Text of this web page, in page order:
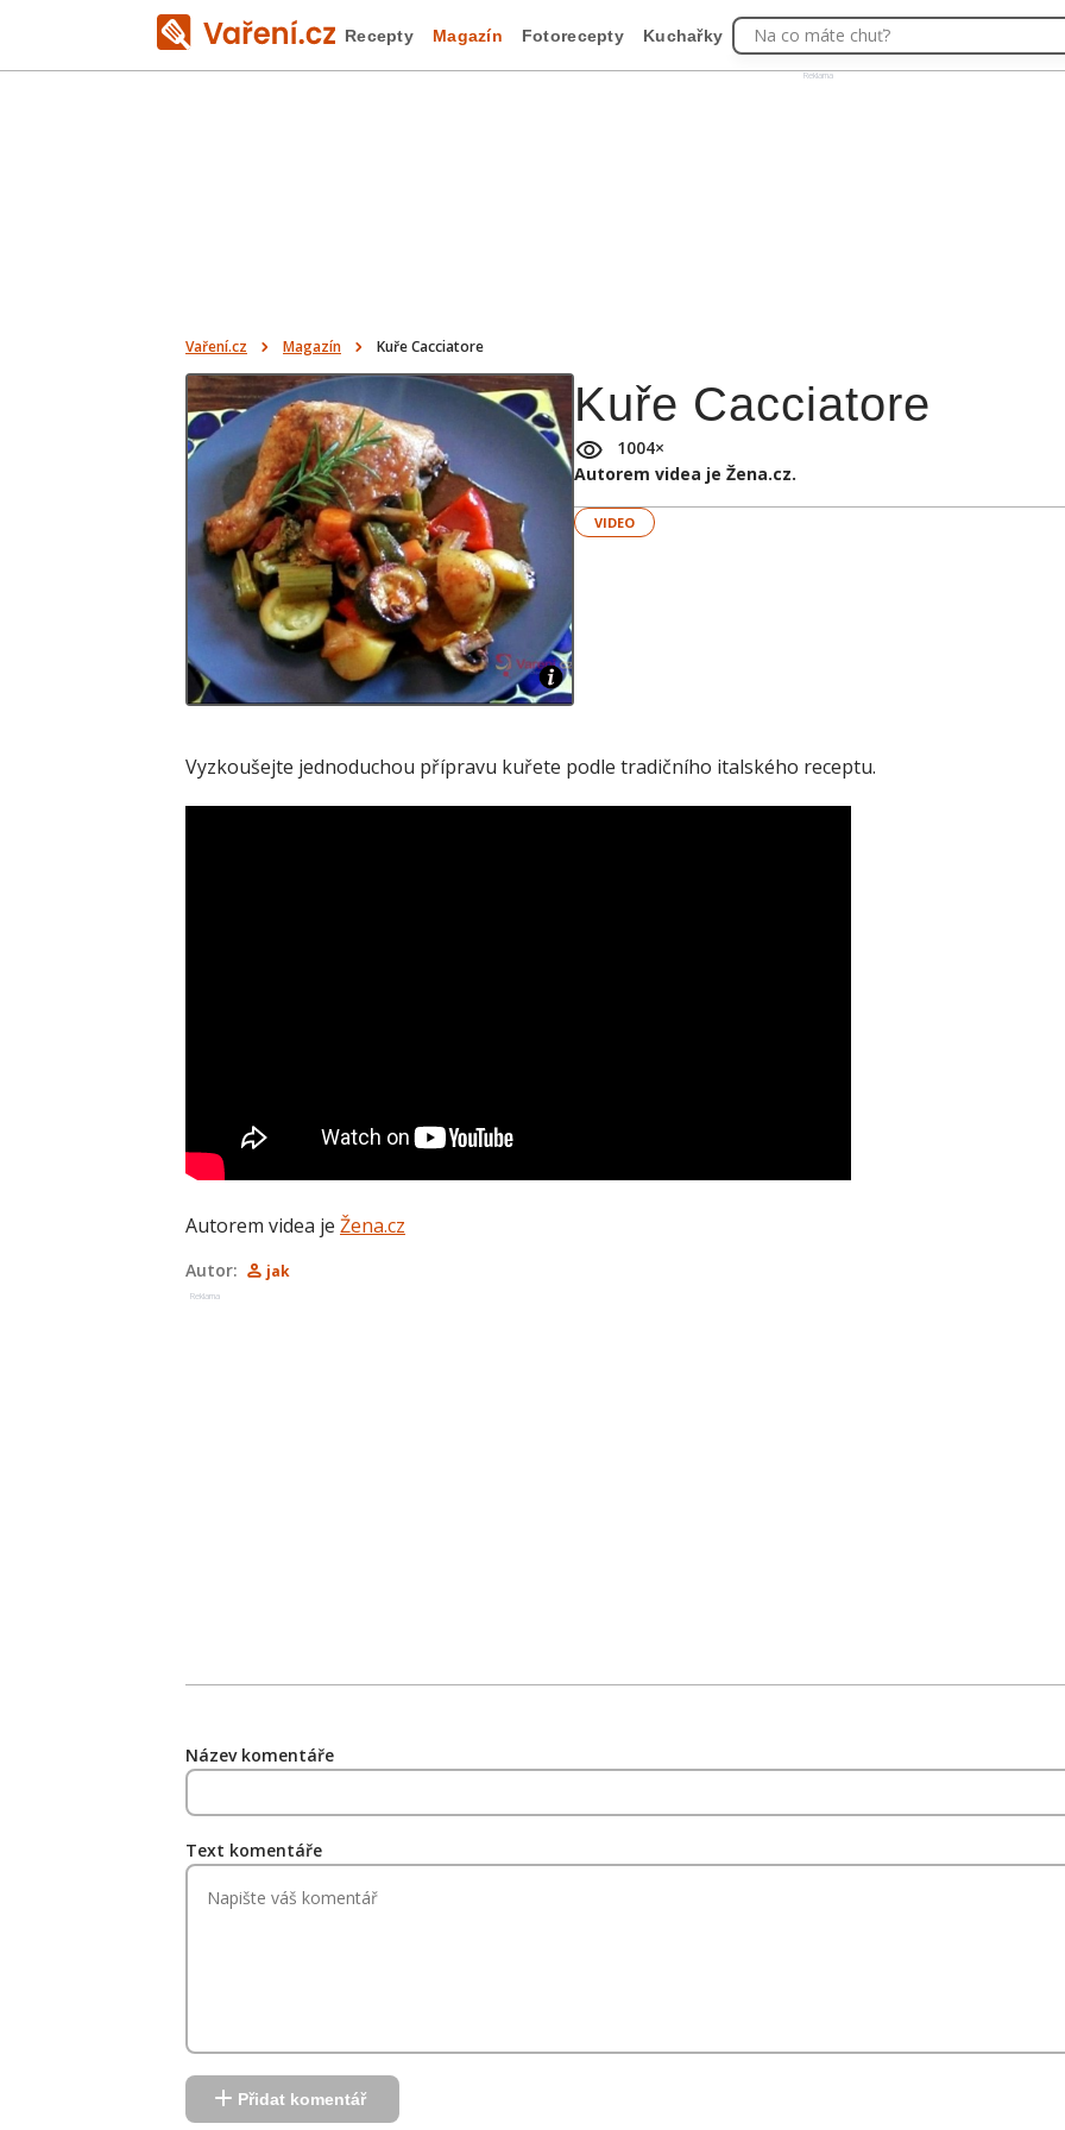
Reklama
Recepty Magazín Fotorecepty Kuchařky Na co máte chuť?
Vaření.cz Magazín Kuře Cacciatore
Kuře Cacciatore
1004×
Autorem videa je Žena.cz.
VIDEO
Vyzkoušejte jednoduchou přípravu kuřete podle tradičního italského receptu.
Autorem videa je Žena.cz
Autor: jak
Reklama
Název komentáře
Text komentáře
Přidat komentář